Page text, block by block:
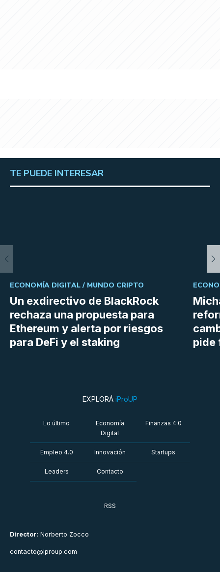
TE PUEDE INTERESAR
Un exdirectivo de BlackRock
rechaza una propuesta para
Ethereum y alerta por riesgos
para DeFi y el staking
ECONOMÍA DIGITAL / MUNDO CRIPTO
pide
Director: Norberto Zocco
contacto@iproup.com
EXPLORÁ iProUP
Lo último
Economía
Digital
Finanzas 4.0
Empleo 4.0 Innovación Startups
Leaders Contacto
RSS